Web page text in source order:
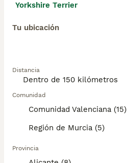
Yorkshire Terrier
Tu ubicación
Distancia
Comunidad
Comunidad Valenciana (15)
Región de Murcia (5)
Provincia